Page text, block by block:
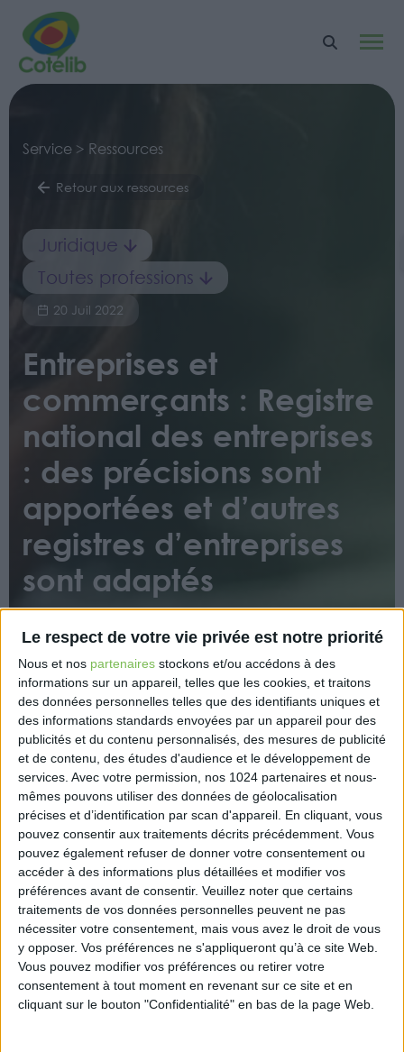
Le respect de votre vie privée est notre priorité
Nous et nos partenaires stockons et/ou accédons à des
informations sur un appareil, telles que les cookies, et traitons
des données personnelles telles que des identifiants uniques et
des informations standards envoyées par un appareil pour des
publicités et du contenu personnalisés, des mesures de publicité
et de contenu, des études d'audience et le développement de
services. Avec votre permission, nos 1024 partenaires et nous-
mêmes pouvons utiliser des données de géolocalisation
précises et d’identification par scan d'appareil. En cliquant, vous
pouvez consentir aux traitements décrits précédemment. Vous
pouvez également refuser de donner votre consentement ou
accéder à des informations plus détaillées et modifier vos
préférences avant de consentir. Veuillez noter que certains
traitements de vos données personnelles peuvent ne pas
nécessiter votre consentement, mais vous avez le droit de vous
y opposer. Vos préférences ne s'appliqueront qu’à ce site Web.
Vous pouvez modifier vos préférences ou retirer votre
consentement à tout moment en revenant sur ce site et en
cliquant sur le bouton "Confidentialité" en bas de la page Web.
Service > Ressources
Retour aux ressources
Juridique
Toutes professions
20 Juil 2022
Entreprises et
commerçants : Registre
national des entreprises
: des précisions sont
apportées et d’autres
registres d’entreprises
sont adaptés
Ce décret fournit une description détaillée de
l’ensemble des informations et pièces composant le
Registre national des entreprises déclarées par les
entreprises soumises à immatriculation ou inscrites
d’office par des autorités habilitées.
Le rôle des autorités en charge de la validation des
données déclarées par les entreprises soumises à
immatriculation au Registre national des entreprises
et les modalités de tenue du Registre national des
entreprises et de collecte des droits dont
l’acquittement est prévu par l’article L. 123-59 du
code de commerce sont également détaillées.
Sont précisées les conditions dérogatoires selon
lesquelles, dans les départements du Bas-Rhin, du